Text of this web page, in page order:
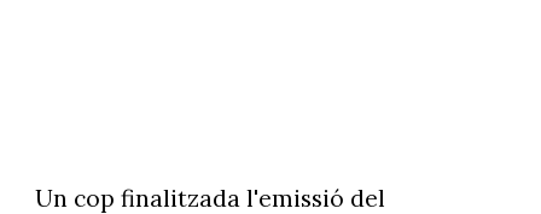
Un cop finalitzada l'emissió del